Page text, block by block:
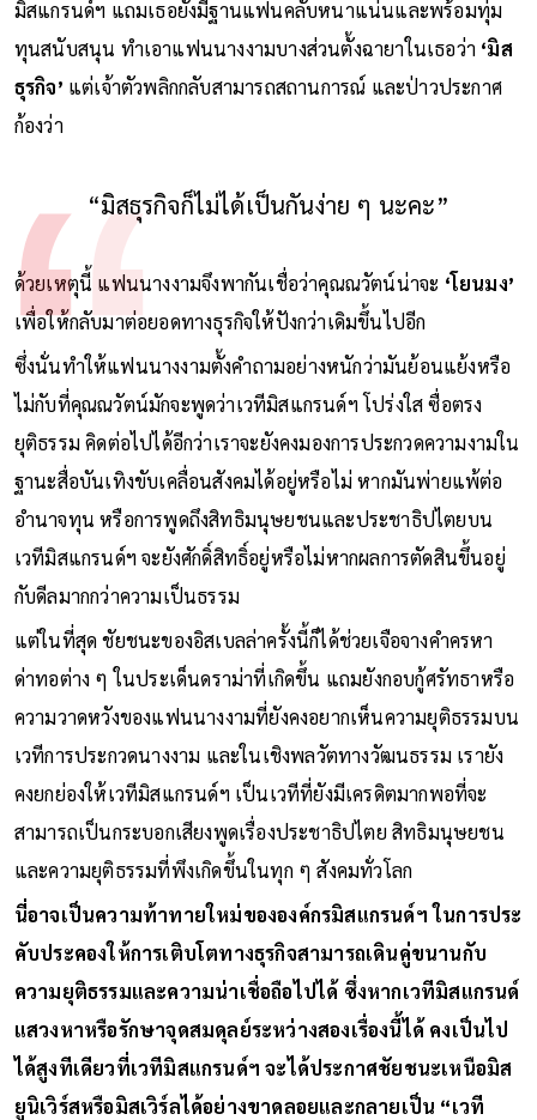
มิสแกรนด์ฯ แถมเธอยังมีฐานแฟนคลับหนาแน่นและพร้อมทุ่ม
ทุนสนับสนุน ทำเอาแฟนนางงามบางส่วนตั้งฉายาในเธอว่า ‘มิส
ธุรกิจ’ แต่เจ้าตัวพลิกกลับสามารถสถานการณ์ และป่าวประกาศ
ก้องว่า
“มิสธุรกิจก็ไม่ได้เป็นกันง่าย ๆ นะคะ”
ด้วยเหตุนี้ แฟนนางงามจึงพากันเชื่อว่าคุณณวัตน์น่าจะ ‘โยนมง’
เพื่อให้กลับมาต่อยอดทางธุรกิจให้ปังกว่าเดิมขึ้นไปอีก
ซึ่งนั่นทำให้แฟนนางงามตั้งคำถามอย่างหนักว่ามันย้อนแย้งหรือ
ไม่กับที่คุณณวัตน์มักจะพูดว่าเวทีมิสแกรนด์ฯ โปร่งใส ซื่อตรง
ยุติธรรม คิดต่อไปได้อีกว่าเราจะยังคงมองการประกวดความงามใน
ฐานะสื่อบันเทิงขับเคลื่อนสังคมได้อยู่หรือไม่ หากมันพ่ายแพ้ต่อ
อำนาจทุน หรือการพูดถึงสิทธิมนุษยชนและประชาธิปไตยบน
เวทีมิสแกรนด์ฯ จะยังศักดิ์สิทธิ์อยู่หรือไม่หากผลการตัดสินขึ้นอยู่
กับดีลมากกว่าความเป็นธรรม
แต่ในที่สุด ชัยชนะของอิสเบลล่าครั้งนี้ก็ได้ช่วยเจือจางคำครหา
ด่าทอต่าง ๆ ในประเด็นดราม่าที่เกิดขึ้น แถมยังกอบกู้ศรัทธาหรือ
ความวาดหวังของแฟนนางงามที่ยังคงอยากเห็นความยุติธรรมบน
เวทีการประกวดนางงาม และในเชิงพลวัตทางวัฒนธรรม เรายัง
คงยกย่องให้เวทีมิสแกรนด์ฯ เป็นเวทีที่ยังมีเครดิตมากพอที่จะ
สามารถเป็นกระบอกเสียงพูดเรื่องประชาธิปไตย สิทธิมนุษยชน
และความยุติธรรมที่พึงเกิดขึ้นในทุก ๆ สังคมทั่วโลก
นี่อาจเป็นความท้าทายใหม่ขององค์กรมิสแกรนด์ฯ ในการประ
คับประคองให้การเติบโตทางธุรกิจสามารถเดินคู่ขนานกับ
ความยุติธรรมและความน่าเชื่อถือไปได้ ซึ่งหากเวทีมิสแกรนด์
แสวงหาหรือรักษาจุดสมดุลย์ระหว่างสองเรื่องนี้ได้ คงเป็นไป
ได้สูงทีเดียวที่เวทีมิสแกรนด์ฯ จะได้ประกาศชัยชนะเหนือมิส
ยูนิเวิร์สหรือมิสเวิร์ลได้อย่างขาดลอยและกลายเป็น “เวที